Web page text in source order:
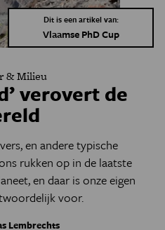
Dit is een artikel van:
Vlaamse PhD Cup
& Milieu
verovert de
en andere typische
rukken op in de laatste
en daar is onze eigen
voor.
Lembrechts